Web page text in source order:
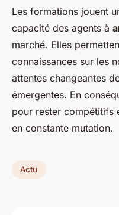
Les formations jouent
capacité des agents à
marché. Elles
connaissances sur les
attentes changeantes
émergentes. En
pour rester compétitifs
en constante mutation.
Actu